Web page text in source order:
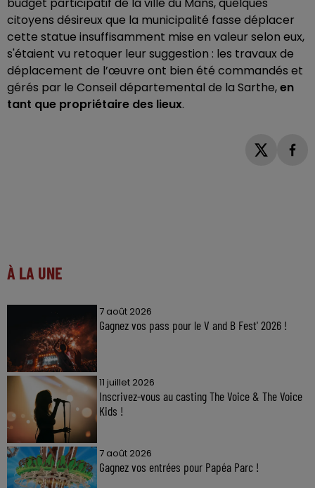
budget participatif de la ville du Mans, quelques
citoyens désireux que la municipalité fasse déplacer
cette statue insuffisamment mise en valeur selon eux,
s'étaient vu retoquer leur suggestion : les travaux de
déplacement de l’œuvre ont bien été commandés et
gérés par le Conseil départemental de la Sarthe,en
tant que propriétaire des lieux.
À LA UNE
7 août 2026
Gagnez vos pass pour le V and B Fest' 2026 !
11 juillet 2026
Inscrivez-vous au casting The Voice & The Voice
Kids !
7 août 2026
Gagnez vos entrées pour Papéa Parc !